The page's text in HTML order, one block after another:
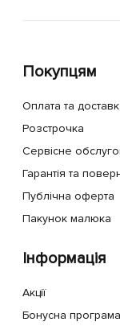
Покупцям
Оплата та
Розстрочка
Сервісне
Гарантія та
Публічна оферта
Пакунок малюка
Інформація
Акції
Бонусна програма